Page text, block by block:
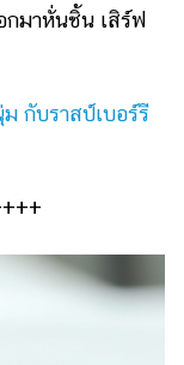
กมาหั่นชิ้น เสิร์ฟ
ม กับราสป์เบอร์รี